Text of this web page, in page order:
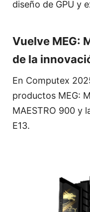
diseño de GPU y
Vuelve MEG:
de la
En Computex
productos MEG:
MAESTRO 900 y
E13.